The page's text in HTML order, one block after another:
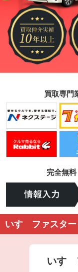
買取専門
完全無料
いすゞファスター
いす